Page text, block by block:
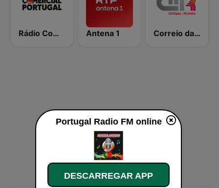
Rádio Comercial Portugal Antena 1 Correio da Manhã Rádio
Portugal Radio FM online
DESCARREGAR APP